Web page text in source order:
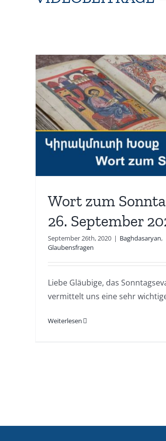
Wort zum
26. September
September 26th, 2020 | Baghdasaryan,
Glaubensfragen
Liebe Gläubige, das
vermittelt uns eine sehr
Weiterlesen
Wort zum
Baghdasaryan